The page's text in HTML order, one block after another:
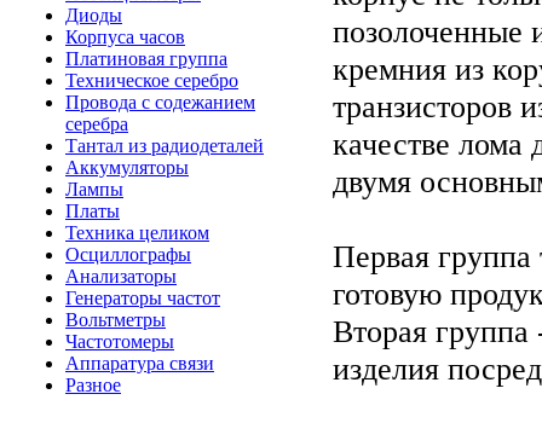
Диоды
Корпуса часов
Платиновая группа
Техническое серебро
Провода с содежанием
серебра
Тантал из радиодеталей
Аккумуляторы
Лампы
Платы
Техника целиком
Осциллографы
Анализаторы
Генераторы частот
Вольтметры
Частотомеры
Аппаратура связи
Разное
позолоченные
кремния из
транзисторов
качестве лома
двумя
Первая группа
готовую
Вторая группа
изделия